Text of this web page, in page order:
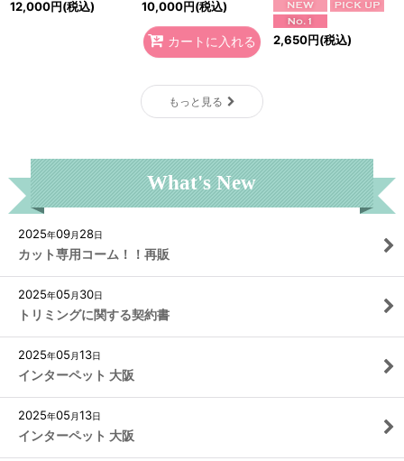
12,000円(税込) 10,000円(税込)
カートに入れる 2,650円(税込)
もっと見る
What's New
2025年09月 28日
カット専用コーム！！再販
2025年05 月 30日
トリミングに関する契約書
2025年05 月13日
インターペット 大阪
2025年05 月13日
インターペット 大阪